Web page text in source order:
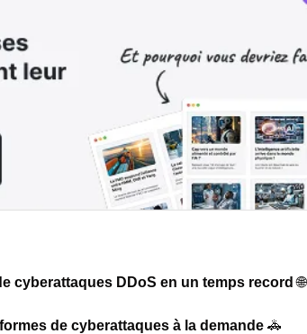
cyberattaques DDoS en un temps record 🌐
de cyberattaques à la demande 🚓